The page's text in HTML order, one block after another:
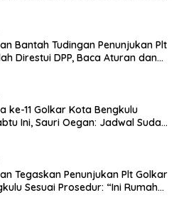
Bantah Tudingan Penunjukan Plt
Direstui DPP, Baca Aturan dan
ke-11 Golkar Kota Bengkulu
Ini, Sauri Oegan: Jadwal Sudah
Tegaskan Penunjukan Plt Golkar
Sesuai Prosedur: “Ini Rumah